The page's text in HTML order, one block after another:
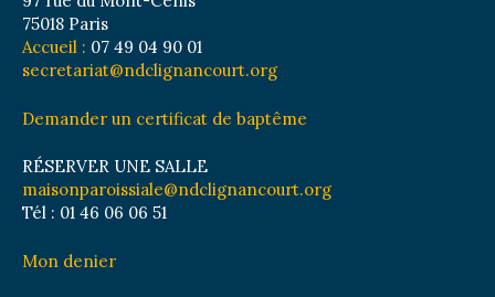
75018 Paris
Accueil : 07 49 04 90 01
secretariat@ndclignancourt.org
Demander un certificat de baptême
RÉSERVER UNE SALLE
maisonparoissiale@ndclignancourt.org
Tél : 01 46 06 06 51
Mon denier